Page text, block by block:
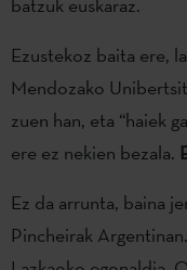
Ezustekoz baita ere,
Mendozako
zuen han, eta “haiek
ere ez nekien bezala.
Ez da arrunta, baina
Pincheirak